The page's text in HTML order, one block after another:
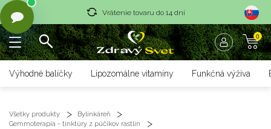
Vrátenie tovaru do 14 dní
Rýchle dodanie <36 hod
Rýchle dodanie <36 hod
0
Výhodné balíčky Lipozomálne vitamíny Funkčná výživa
Všetky produkty
Bylinkáreň
Gemmoterapia - tinktúry z púčikov rastlín